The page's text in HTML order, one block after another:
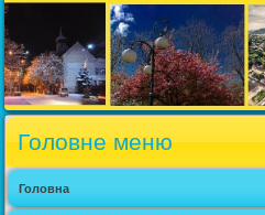
Головне меню
Головна